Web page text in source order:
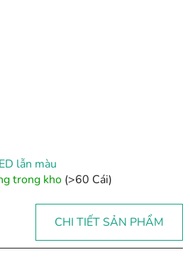
lẫn màu
trong kho (>60 Cái)
CHI TIẾT SẢN PHẨM